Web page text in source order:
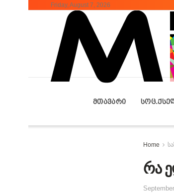
Friday, August 7, 2026
ᲛᲗᲐᲕᲐᲠᲘ
Home
რა